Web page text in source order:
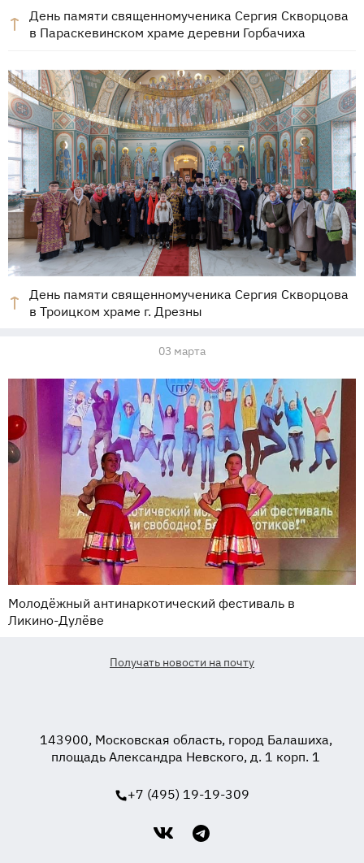
День памяти священномученика Сергия Скворцова
в Параскевинском храме деревни Горбачиха
День памяти священномученика Сергия Скворцова
в Троицком храме г. Дрезны
03 марта
Молодёжный антинаркотический фестиваль в
Ликино-Дулёве
Получать новости на почту
143900, Московская область, город Балашиха,
площадь Александра Невского, д. 1 корп. 1
+7 (495) 19-19-309